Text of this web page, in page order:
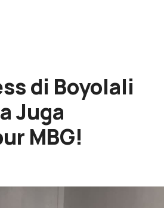
di Boyolali
Juga
MBG!